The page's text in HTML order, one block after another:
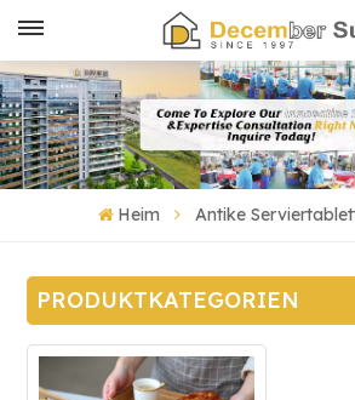
Heim Antike
PRODUKTKATEGORIEN